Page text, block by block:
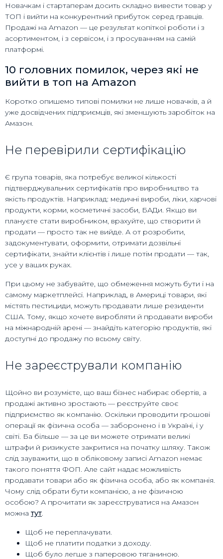
Новачкам і стартаперам досить складно вивести товар у
ТОП і вийти на конкурентний прибуток серед гравців.
Продажі на Amazon — це результат копіткої роботи і з
асортиментом, і з сервісом, і з просуванням на самій
платформі.
10 головних помилок, через які не
вийти в топ на Amazon
Коротко опишемо типові помилки не лише новачків, а й
уже досвідчених підприємців, які зменшують заробіток на
Амазон.
Не перевірили сертифікацію
Є група товарів, яка потребує великої кількості
підтверджувальних сертифікатів про виробництво та
якість продуктів. Наприклад: медичні вироби, ліки, харчові
продукти, корми, косметичні засоби, БАДи. Якщо ви
плануєте стати виробником, врахуйте, що створити й
продати — просто так не вийде. А от розробити,
задокументувати, оформити, отримати дозвільні
сертифікати, знайти клієнтів і лише потім продати — так,
усе у ваших руках.
При цьому не забувайте, що обмеження можуть бути і на
самому маркетплейсі. Наприклад, в Америці товари, які
містять пестициди, можуть продавати лише резиденти
США. Тому, якщо хочете виробляти й продавати вироби
на міжнародній арені — знайдіть категорію продуктів, які
доступні до продажу по всьому світу.
Не зареєстрували компанію
Щойно ви розумієте, що ваш бізнес набирає обертів, а
продажі активно зростають — реєструйте своє
підприємство як компанію. Оскільки проводити грошові
операції як фізична особа — заборонено і в Україні, і у
світі. Ба більше — за це ви можете отримати великі
штрафи й ризикуєте закритися на початку шляху. Також
слід зауважити, що в обліковому записі Amazon немає
такого поняття ФОП. Але сайт надає можливість
продавати товари або як фізична особа, або як компанія.
Чому слід обрати бути компанією, а не фізичною
особою? А прочитати як зареєструватися на Амазон
можна тут.
Щоб не переплачувати.
Щоб не платити податки з доходу.
Щоб було легше з паперовою тяганиною.